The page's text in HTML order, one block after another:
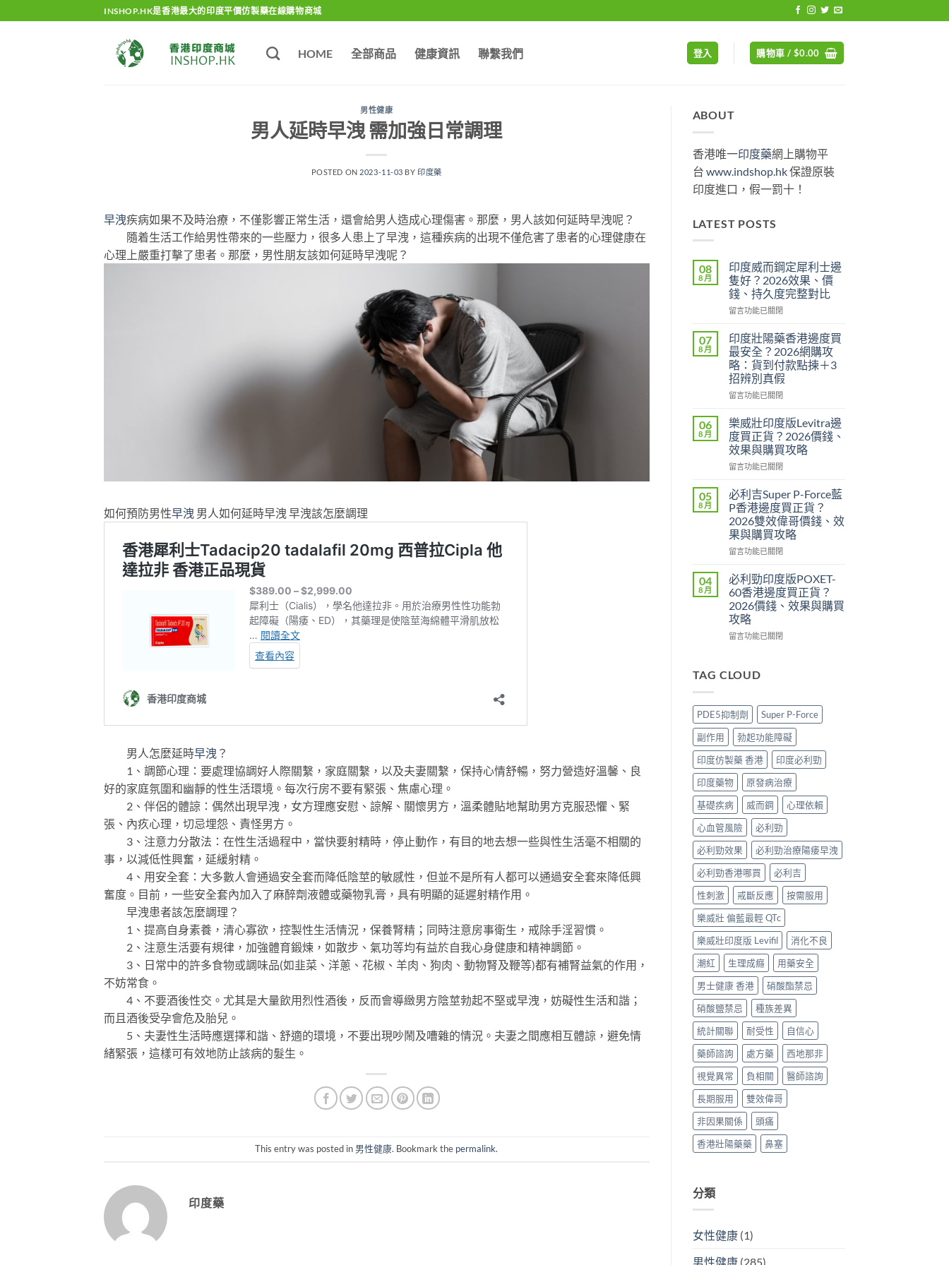
to
INSHOP.HK是香港最大的印度平價仿製藥在線購物商城
HOME 全部商品 健康資訊 聯繫我們 登入 購物車 / $0.00
男性健康
男人延時早洩 需加強日常調理
POSTED ON 2023-11-03 BY 印度藥
早洩疾病如果不及時治療，不僅影響正常生活，還會給男人造成心理傷害。那麼，男人該如何延時早洩呢？
隨着生活工作給男性帶來的一些壓力，很多人患上了早洩，這種疾病的出現不僅危害了患者的心理健康在
心理上嚴重打擊了患者。那麼，男性朋友該如何延時早洩呢？
如何預防男性早洩 男人如何延時早洩 早洩該怎麼調理
男人怎麼延時早洩 ？
1、調節心理：要處理協調好人際關繫，家庭關繫，以及夫妻關繫，保持心情舒暢，努力營造好溫馨、良
好的家庭氛圍和幽靜的性生活環境。每次行房不要有緊張、焦慮心理。
2、伴侶的體諒：偶然出現早洩，女方理應安慰、諒解、關懷男方，溫柔體貼地幫助男方克服恐懼、緊
張、內疚心理，切忌埋怨、責怪男方。
3、注意力分散法：在性生活過程中，當快要射精時，停止動作，有目的地去想一些與性生活毫不相關的
事，以減低性興奮，延緩射精。
4、用安全套：大多數人會通過安全套而降低陰莖的敏感性，但並不是所有人都可以通過安全套來降低興
奮度。目前，一些安全套內加入了麻醉劑液體或藥物乳膏，具有明顯的延遲射精作用。
早洩患者該怎麼調理？
1、提高自身素養，清心寡欲，控製性生活情況，保養腎精；同時注意房事衛生，戒除手淫習慣。
2、注意生活要有規律，加強體育鍛煉，如散步、氣功等均有益於自我心身健康和精神調節。
3、日常中的許多食物或調味品(如韭菜、洋蔥、花椒、羊肉、狗肉、動物腎及鞭等)都有補腎益氣的作用，
不妨常食。
4、不要酒後性交。尤其是大量飲用烈性酒後，反而會導緻男方陰莖勃起不堅或早洩，妨礙性生活和諧；
而且酒後受孕會危及胎兒。
5、夫妻性生活時應選擇和諧、舒適的環境，不要出現吵鬧及嘈雜的情況。夫妻之間應相互體諒，避免情
緒緊張，這樣可有效地防止該病的髮生。
This entry was posted in 男性健康. Bookmark the permalink.
印度藥
ABOUT
香港唯一印度藥網上購物平
台 www.indshop.hk保證原裝
印度進口，假一罰十！
LATEST POSTS
08
8 月
印度威而鋼定犀利士邊
隻好？2026效果、價
錢、持久度完整對比
在
度
威
而
鋼
定
犀
士
邊
隻
好？
2026
果、
價
錢、
持
久
度
整
對
比〉
中
留言功能已關閉
07
8 月
印度壯陽藥香港邊度買
最安全？2026網購攻
略：貨到付款點揀＋3
招辨別真假
在
度
壯
陽
藥
香
邊
度
買
最
安
全？
網
購
攻
略：
貨
到
點
3
招
辨
別
真
假〉
中
留言功能已關閉
06
8 月
樂威壯印度版Levitra邊
度買正貨？2026價錢、
效果與購買攻略
在
威
壯
印
度
版
Levitra
度
買
正
貨？
2026
價
果
與
買
攻
略〉
留言功能已關閉
05
8 月
必利吉Super P-Force藍
P香港邊度買正貨？
2026雙效偉哥價錢、效
果與購買攻略
在
利
吉
Super
P-
Force
藍
港
買
正
貨？
2026
雙
效
偉
哥
價
錢、
效
果
與
購
買
攻
略〉
中
留言功能已關閉
04
8 月
必利勁印度版POXET-
60香港邊度買正貨？
2026價錢、效果與購買
攻略
在
勁
版
POXET-
60
香
港
邊
度
買
正
貨？
2026
價
錢、
效
果
與
買
攻
略〉
中
留言功能已關閉
TAG CLOUD
PDE5抑制劑
Super P-Force
副作用
勃起功能障礙
印度仿製藥 香港
印度必利勁
印度藥物
原發病治療
基礎疾病
威而鋼
心理依賴
心血管風險
必利勁
必利勁效果
必利勁治療陽痿早洩
必利勁香港哪買
必利吉
性刺激
戒斷反應
按需服用
樂威壯 偏藍最輕 QTc
樂威壯印度版 Levifil
消化不良
潮紅
生理成癮
用藥安全
男士健康 香港
硝酸酯禁忌
硝酸鹽禁忌
種族差異
統計關聯
耐受性
自信心
藥師諮詢
處方藥
西地那非
視覺異常
負相關
醫師諮詢
長期服用
雙效偉哥
非因果關係
頭痛
香港壯陽藥藥
鼻塞
分類
女性健康(1)
男性健康(285)